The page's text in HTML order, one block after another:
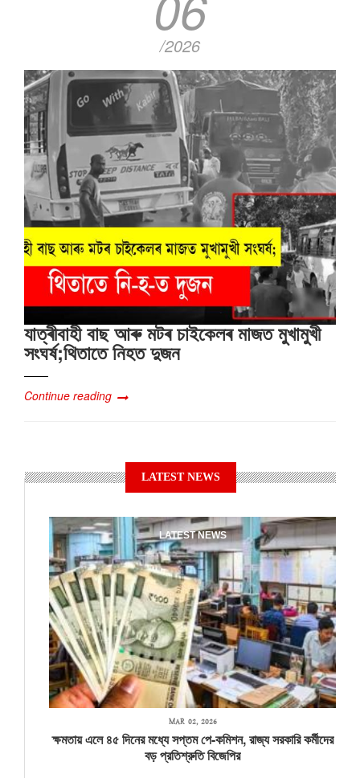
/2026
যাত্ৰীবাহী বাছ আৰু মটৰ চাইকেলৰ মাজত মুখামুখী
সংঘৰ্ষ;থিতাতে নিহত দুজন
Continue reading
LATEST NEWS
LATEST NEWS
MAR 02, 2026
ক্ষমতায় এলে ৪৫ দিনের মধ্যে সপ্তম পে-কমিশন, রাজ্য সরকারি কর্মীদের
বড় প্রতিশ্রুতি বিজেপির